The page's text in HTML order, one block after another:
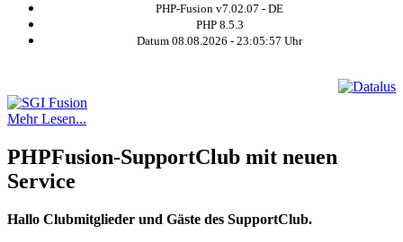
PHP-Fusion v7.02.07 - DE
PHP 8.5.3
Datum 08.08.2026 - 23:05:57 Uhr
Mehr Lesen...
PHPFusion-SupportClub mit neuen
Service
Hallo Clubmitglieder und Gäste des SupportClub.